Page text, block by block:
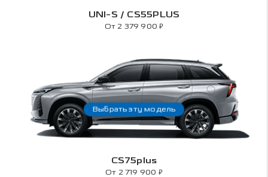
UNI-S / CS55PLUS
От 2 379 900₽
CS75plus
От 2 719 900 ₽
Выбрать эту модель